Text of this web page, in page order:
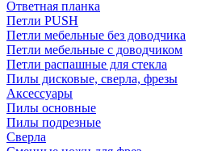
Ответная планка
Петли PUSH
Петли мебельные без доводчика
Петли мебельные с доводчиком
Петли распашные для стекла
Пилы дисковые, сверла, фрезы
Аксессуары
Пилы основные
Пилы подрезные
Сверла